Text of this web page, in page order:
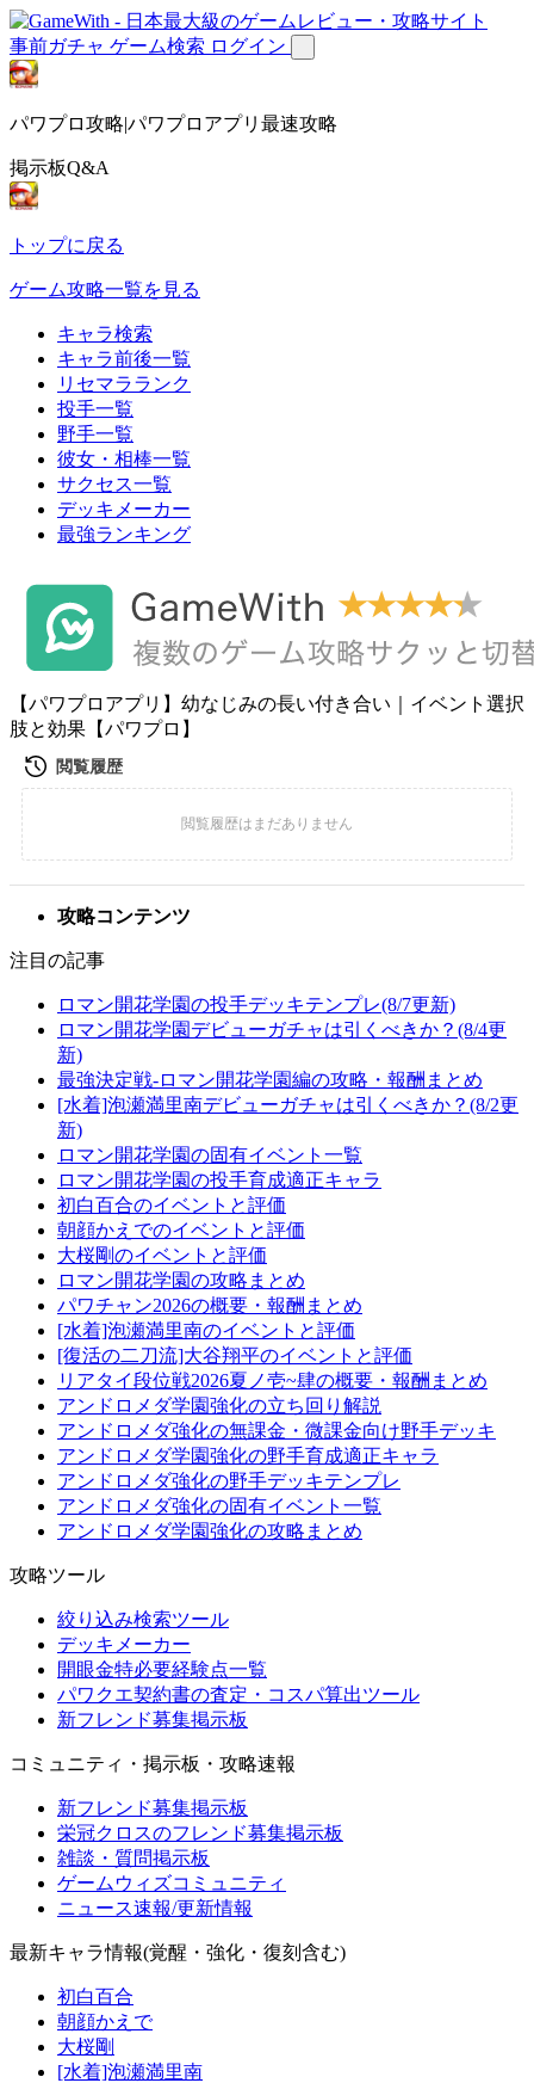
事前ガチャ ゲーム検索 ログイン
パワプロ攻略|パワプロアプリ最速攻略
掲示板Q&A
トップに戻る
ゲーム攻略一覧を見る
キャラ検索
キャラ前後一覧
リセマラランク
投手一覧
野手一覧
彼女・相棒一覧
サクセス一覧
デッキメーカー
最強ランキング
【パワプロアプリ】幼なじみの長い付き合い｜イベント選択
肢と効果【パワプロ】
攻略コンテンツ
注目の記事
ロマン開花学園の投手デッキテンプレ(8/7更新)
ロマン開花学園デビューガチャは引くべきか？(8/4更
新)
最強決定戦-ロマン開花学園編の攻略・報酬まとめ
[水着]泡瀬満里南デビューガチャは引くべきか？(8/2更
新)
ロマン開花学園の固有イベント一覧
ロマン開花学園の投手育成適正キャラ
初白百合のイベントと評価
朝顔かえでのイベントと評価
大桜剛のイベントと評価
ロマン開花学園の攻略まとめ
パワチャン2026の概要・報酬まとめ
[水着]泡瀬満里南のイベントと評価
[復活の二刀流]大谷翔平のイベントと評価
リアタイ段位戦2026夏ノ壱~肆の概要・報酬まとめ
アンドロメダ学園強化の立ち回り解説
アンドロメダ強化の無課金・微課金向け野手デッキ
アンドロメダ学園強化の野手育成適正キャラ
アンドロメダ強化の野手デッキテンプレ
アンドロメダ強化の固有イベント一覧
アンドロメダ学園強化の攻略まとめ
攻略ツール
絞り込み検索ツール
デッキメーカー
開眼金特必要経験点一覧
パワクエ契約書の査定・コスパ算出ツール
新フレンド募集掲示板
コミュニティ・掲示板・攻略速報
新フレンド募集掲示板
栄冠クロスのフレンド募集掲示板
雑談・質問掲示板
ゲームウィズコミュニティ
ニュース速報/更新情報
最新キャラ情報(覚醒・強化・復刻含む)
初白百合
朝顔かえで
大桜剛
[水着]泡瀬満里南